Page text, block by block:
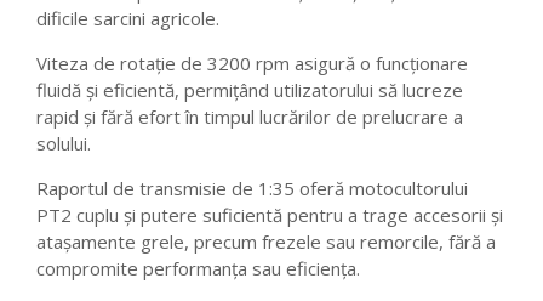
dificile sarcini agricole.
Viteza de rotație de 3200 rpm asigură o funcționare
fluidă și eficientă, permițând utilizatorului să lucreze
rapid și fără efort în timpul lucrărilor de prelucrare a
solului.
Raportul de transmisie de 1:35 oferă motocultorului
PT2 cuplu și putere suficientă pentru a trage accesorii și
atașamente grele, precum frezele sau remorcile, fără a
compromite performanța sau eficiența.